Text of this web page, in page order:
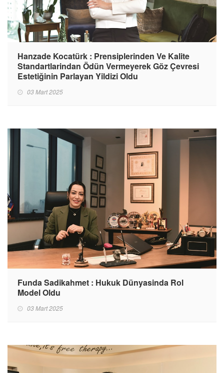
Hanzade Kocatürk : Prensiplerinden Ve Kalite
Standartlarindan Ödün Vermeyerek Göz Çevresi
Estetiğinin Parlayan Yildizi Oldu
03 Mart 2025
Funda Sadikahmet : Hukuk Dünyasinda Rol
Model Oldu
03 Mart 2025